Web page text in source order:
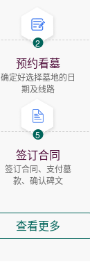
2
预约看墓
确定好选择墓地的日
期及线路
5
签订合同
签订合同、支付墓
款、确认碑文
查看更多